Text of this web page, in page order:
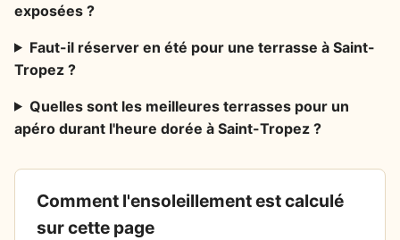
exposées ?
Faut-il réserver en été pour une terrasse à Saint-
Tropez ?
Quelles sont les meilleures terrasses pour un
apéro durant l'heure dorée à Saint-Tropez ?
Comment l'ensoleillement est calculé
sur cette page